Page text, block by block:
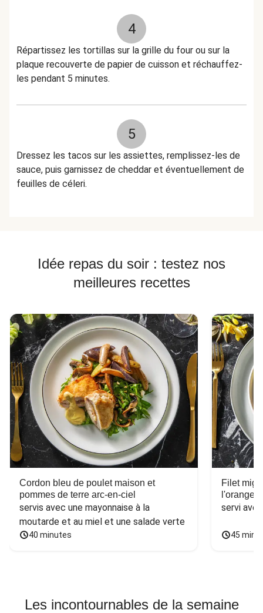
4
Répartissez les tortillas sur la grille du four ou sur la
plaque recouverte de papier de cuisson et réchauffez-
les pendant 5 minutes.
5
Dressez les tacos sur les assiettes, remplissez-les de
sauce, puis garnissez de cheddar et éventuellement de
feuilles de céleri.
Idée repas du soir : testez nos
meilleures recettes
Cordon bleu de poulet maison et
pommes de terre arc-en-ciel
servis avec une mayonnaise à la
moutarde et au miel et une salade verte
40 minutes
Filet
l'orange
servi
45
Les incontournables de la semaine